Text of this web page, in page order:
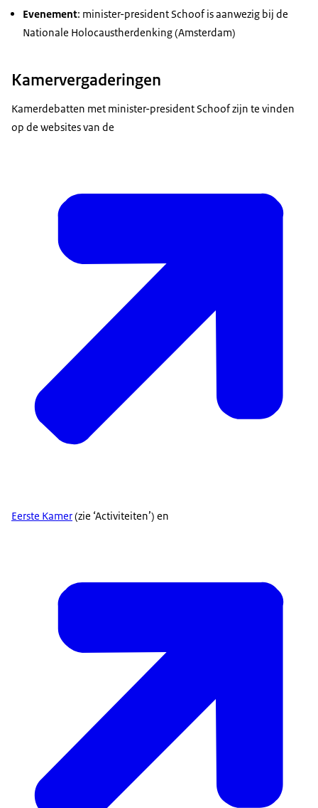
Evenement: minister-president Schoof is aanwezig bij de
Nationale Holocaustherdenking (Amsterdam)
Kamervergaderingen
Kamerdebatten met minister-president Schoof zijn te vinden
op de websites van de
Eerste Kamer(zie ‘Activiteiten’) en